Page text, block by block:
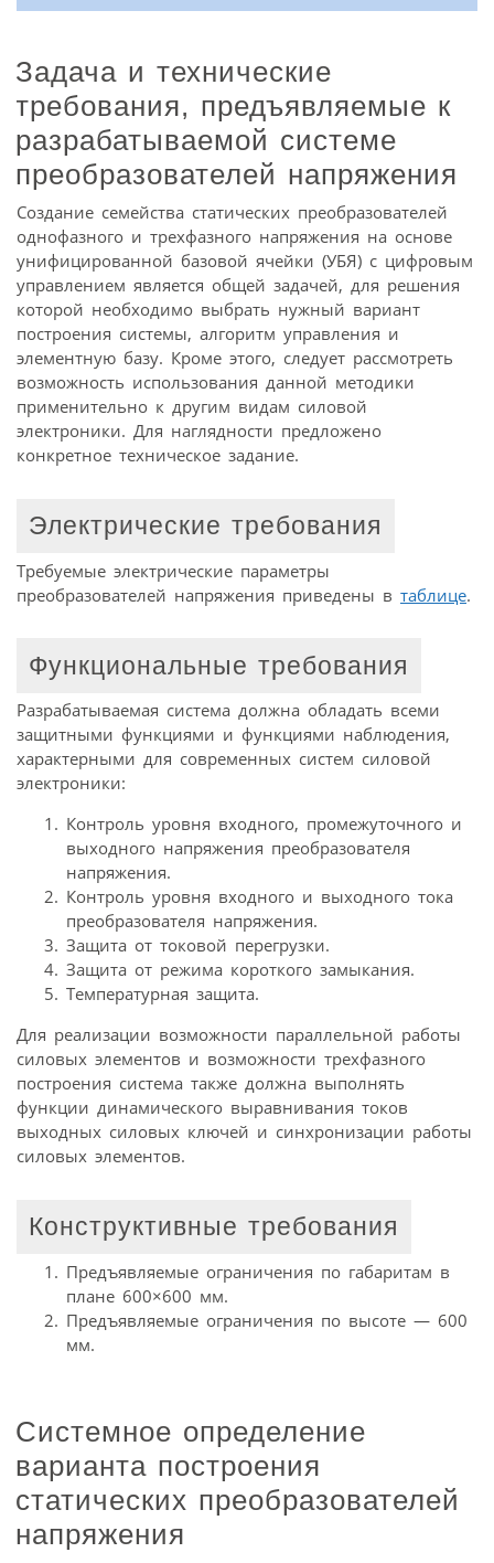
Задача и технические
требования, предъявляемые к
разрабатываемой системе
преобразователей напряжения
Создание семейства статических преобразователей
однофазного и трехфазного напряжения на основе
унифицированной базовой ячейки (УБЯ) с цифровым
управлением является общей задачей, для решения
которой необходимо выбрать нужный вариант
построения системы, алгоритм управления и
элементную базу. Кроме этого, следует рассмотреть
возможность использования данной методики
применительно к другим видам силовой
электроники. Для наглядности предложено
конкретное техническое задание.
Электрические требования
Требуемые электрические параметры
преобразователей напряжения приведены в таблице.
Функциональные требования
Разрабатываемая система должна обладать всеми
защитными функциями и функциями наблюдения,
характерными для современных систем силовой
электроники:
Контроль уровня входного, промежуточного и
выходного напряжения преобразователя
напряжения.
Контроль уровня входного и выходного тока
преобразователя напряжения.
Защита от токовой перегрузки.
Защита от режима короткого замыкания.
Температурная защита.
Для реализации возможности параллельной работы
силовых элементов и возможности трехфазного
построения система также должна выполнять
функции динамического выравнивания токов
выходных силовых ключей и синхронизации работы
силовых элементов.
Конструктивные требования
Предъявляемые ограничения по габаритам в
плане 600×600 мм.
Предъявляемые ограничения по высоте — 600
мм.
Системное определение
варианта построения
статических преобразователей
напряжения